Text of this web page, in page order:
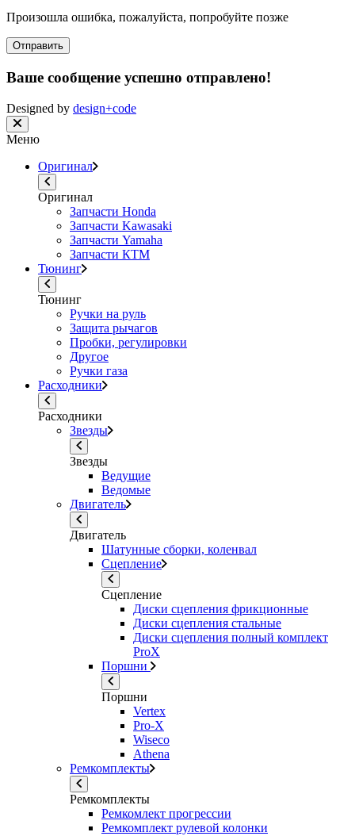
Произошла ошибка, пожалуйста, попробуйте позже
Отправить
Ваше сообщение успешно отправлено!
Designed by design+code
Меню
Оригинал
Оригинал
Запчасти Honda
Запчасти Kawasaki
Запчасти Yamaha
Запчасти КТМ
Тюнинг
Тюнинг
Ручки на руль
Защита рычагов
Пробки, регулировки
Другое
Ручки газа
Расходники
Расходники
Звезды
Звезды
Ведущие
Ведомые
Двигатель
Двигатель
Шатунные сборки, коленвал
Сцепление
Сцепление
Диски сцепления фрикционные
Диски сцепления стальные
Диски сцепления полный комплект
ProX
Поршни
Поршни
Vertex
Pro-X
Wiseco
Athena
Ремкомплекты
Ремкомплекты
Ремкомлект прогрессии
Ремкомплект рулевой колонки